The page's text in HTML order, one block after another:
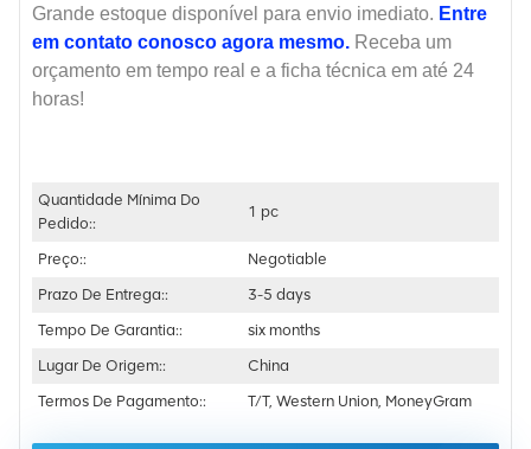
Grande estoque disponível para envio imediato. Entre
em contato conosco agora mesmo. Receba um
orçamento em tempo real e a ficha técnica em até 24
horas!
Quantidade Mínima Do
Pedido::
1 pc
Preço::
Negotiable
Prazo De Entrega::
3-5 days
Tempo De Garantia::
six months
Lugar De Origem::
China
Termos De Pagamento::
T/T, Western Union, MoneyGram